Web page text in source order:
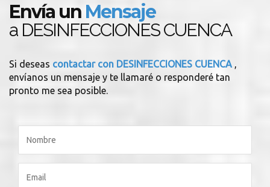
Envía un Mensaje
a DESINFECCIONES CUENCA
Si deseas contactar con DESINFECCIONES CUENCA ,
envíanos un mensaje y te llamaré o responderé tan
pronto me sea posible.